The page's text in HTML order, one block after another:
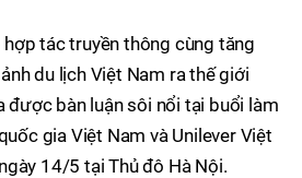
tác truyền thông cùng tăng
du lịch Việt Nam ra thế giới
bàn luận sôi nổi tại buổi làm
gia Việt Nam và Unilever Việt
14/5 tại Thủ đô Hà Nội.